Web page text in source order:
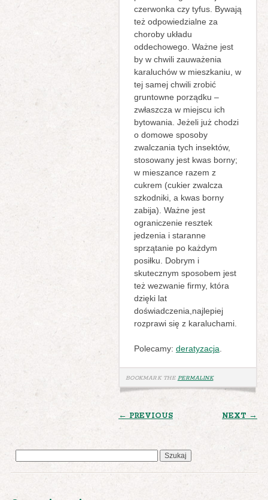
czerwonka czy tyfus. Bywają
też odpowiedzialne za
choroby układu
oddechowego. Ważne jest
by w chwili zauważenia
karaluchów w mieszkaniu, w
tej samej chwili zrobić
gruntowne porządku –
zwłaszcza w miejscu ich
bytowania. Jeżeli już chodzi
o domowe sposoby
zwalczania tych insektów,
stosowany jest kwas borny;
w mieszance razem z
cukrem (cukier zwalcza
szkodniki, a kwas borny
zabija). Ważne jest
ograniczenie resztek
jedzenia i staranne
sprzątanie po każdym
posiłku. Dobrym i
skutecznym sposobem jest
też wezwanie firmy, która
dzięki lat
doświadczenia,najlepiej
rozprawi się z karaluchami.
Polecamy: deratyzacja
BOOKMARK THE PERMALINK.
POST
NAVIGATION
← PREVIOUS NEXT →